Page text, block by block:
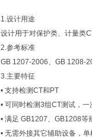
1.设计用途
设计用于对保护类、计量类
2.参考标准
GB 1207-2006、GB 1208-
3.主要特征
• 支持检测CT和PT
• 可同时检测3组CT测试，
• 满足 GB1207、GB1208等
• 无需外接其它辅助设备，